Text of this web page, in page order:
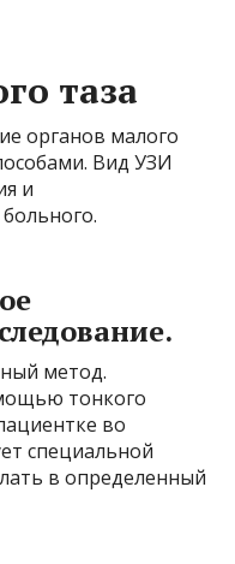
таза
органов малого
Вид УЗИ
и
метод.
тонкого
во
специальной
в определенный